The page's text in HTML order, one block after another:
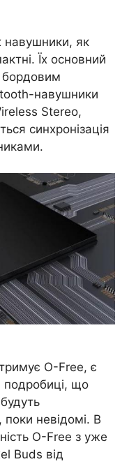
навушники, як
Їх основний
бордовим
навушники
Stereo,
синхронізація
O-Free, є
подробиці, що
невідомі. В
O-Free з уже
Buds від